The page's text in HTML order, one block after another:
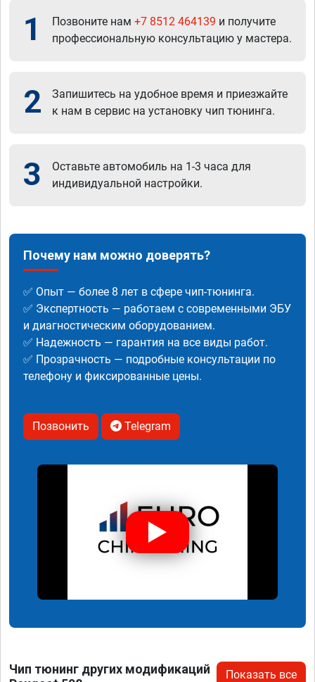
1 Позвоните нам +7 8512 464139 и получите
профессиональную консультацию у мастера.
2
Запишитесь на удобное время и приезжайте
к нам в сервис на установку чип тюнинга.
3
Оставьте автомобиль на 1-3 часа для
индивидуальной настройки.
Почему нам можно доверять?
✅ Опыт — более 8 лет в сфере чип-тюнинга.
✅ Экспертность — работаем с современными ЭБУ
и диагностическим оборудованием.
✅ Надежность — гарантия на все виды работ.
✅ Прозрачность — подробные консультации по
телефону и фиксированные цены.
Позвонить Telegram
Чип тюнинг других модификаций
Показать все